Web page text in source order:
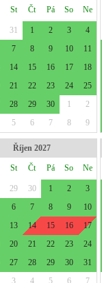
St Čt Pá So Ne
31 1 2 3
4
7 8 9 10
11
14 15 16 17
18
21 22 23 24
25
28 29 30 1
2
5 6 7 8 9
Říjen 2027
St Čt Pá So Ne
29 30 1 2
3
6 7 8 9
10
13 14 15 16
17
20 21 22 23
24
27 28 29 30
31
3 4 5 6 7